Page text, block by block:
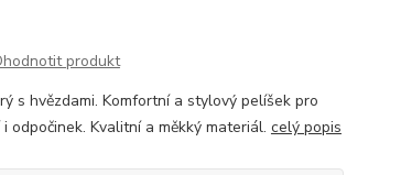
produkt
s hvězdami. Komfortní a stylový pelíšek pro
odpočinek. Kvalitní a měkký materiál. celý popis